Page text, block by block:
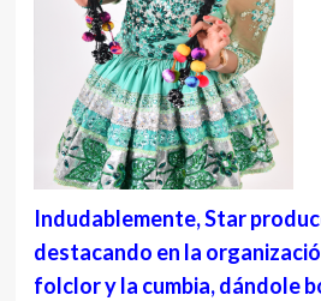
Indudablemente, Star
destacando en la
folclor y la cumbia, dándole